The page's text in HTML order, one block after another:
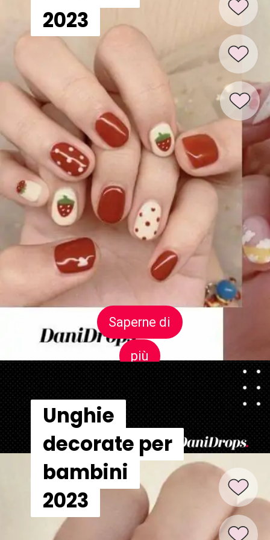
2023
2023
Saperne di
più
Saperne di
più
Unghie
decorate per
bambini
2023
Unghie
decorate per
bambini
2023